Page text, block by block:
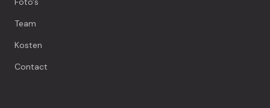
Team
Kosten
Contact